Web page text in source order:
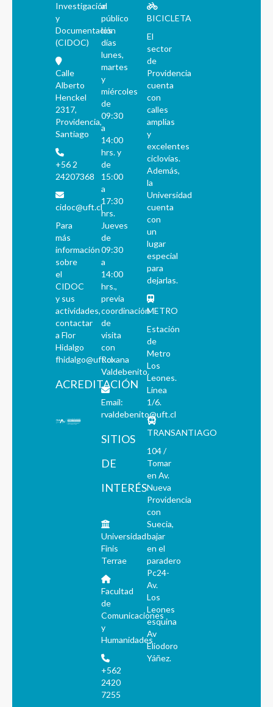
Investigación
y
Documentación
(CIDOC)
Calle
Alberto
Henckel
2317,
Providencia,
Santiago
+56 2
24207368
cidoc@uft.cl
Para
más
información
sobre
el
CIDOC
y sus
actividades,
contactar
a Flor
Hidalgo
fhidalgo@uft.cl
ACREDITACIÓN
al
público
los
días
lunes,
martes
y
miércoles
de
09:30
a
14:00
hrs. y
de
15:00
a
17:30
hrs.
Jueves
de
09:30
a
14:00
hrs.,
previa
coordinación
de
visita
con
Roxana
Valdebenito.
Email:
rvaldebenito@uft.cl
SITIOS
DE
INTERÉS
Universidad
Finis
Terrae
Facultad
de
Comunicaciones
y
Humanidades
+562
2420
7255
BICICLETA
El
sector
de
Providencia
cuenta
con
calles
amplias
y
excelentes
ciclovías.
Además,
la
Universidad
cuenta
con
un
lugar
especial
para
dejarlas.
METRO
Estación
de
Metro
Los
Leones.
Línea
1/6.
TRANSANTIAGO
104 /
Tomar
en Av.
Nueva
Providencia
con
Suecia,
bajar
en el
paradero
Pc24-
Av.
Los
Leones
esquina
Av
Eliodoro
Yáñez.